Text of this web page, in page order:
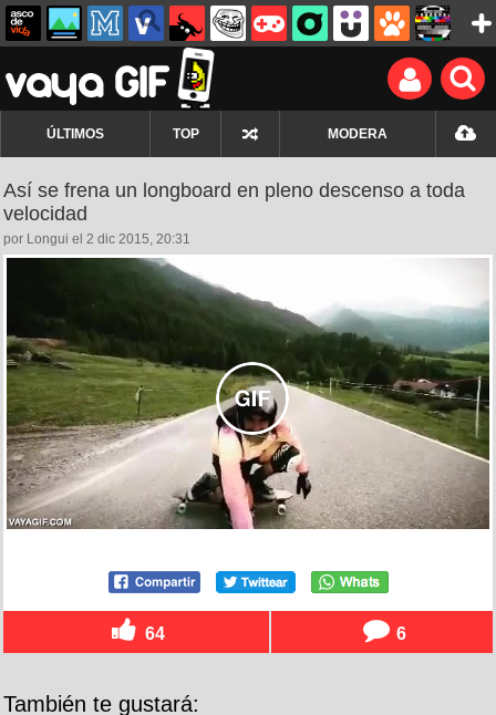
ÚLTIMOS TOP MODERA
Así se frena un longboard en pleno descenso a toda
velocidad
por Longui el 2 dic 2015, 20:31
64 6
También te gustará: